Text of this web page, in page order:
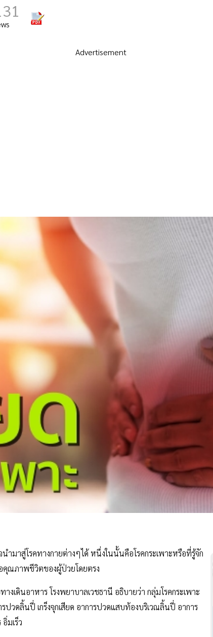
Advertisement
ำมาสู่โรคทางกายต่างๆได้ หนึ่งในนั้นคือโรคกระเพาะหรือที่รู้จัก
อคุณภาพชีวิตของผู้ป่วยโดยตรง
เดินอาหาร โรงพยาบาลเวชธานี อธิบายว่า กลุ่มโรคกระเพาะ
วดลิ้นปี่ เกร็งจุกเสียด อาการปวดแสบท้องบริเวณลิ้นปี่ อาการ
มเร็ว